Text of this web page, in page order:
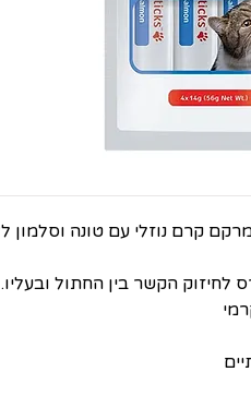
קרם נוזלי עם טונה וסלמון
לחיזוק הקשר בין החתול ובעליו.